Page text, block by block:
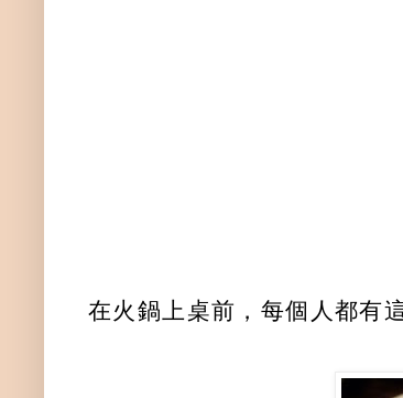
在火鍋上桌前，每個人都有